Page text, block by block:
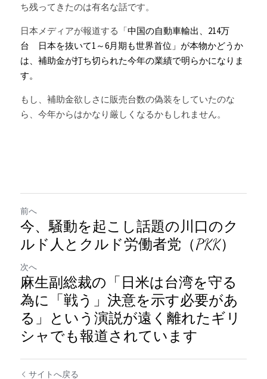
ち残ってきたのは有名な話です。
日本メディアが報道する「中国の自動車輸出、214万
台　日本を抜いて1～6月期も世界首位」が本物かどうか
は、補助金が打ち切られた今年の業績で明らかになりま
す。
もし、補助金欲しさに販売台数の偽装をしていたのな
ら、今年からはかなり厳しくなるかもしれません。
前へ
今、騒動を起こし話題の川口のク
ルド人とクルド労働者党（PKK）
次へ
麻生副総裁の「日米は台湾を守る
為に「戦う」決意を示す必要があ
る」という演説が遠く離れたギリ
シャでも報道されています
サイトへ戻る